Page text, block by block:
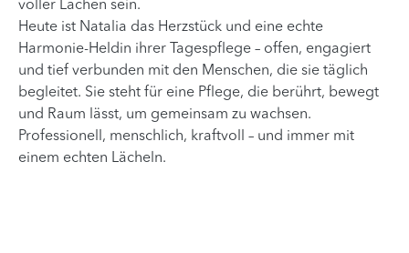
voller Lachen sein.
Heute ist Natalia das Herzstück und eine echte
Harmonie-Heldin ihrer Tagespflege – offen, engagiert
und tief verbunden mit den Menschen, die sie täglich
begleitet. Sie steht für eine Pflege, die berührt, bewegt
und Raum lässt, um gemeinsam zu wachsen.
Professionell, menschlich, kraftvoll – und immer mit
einem echten Lächeln.